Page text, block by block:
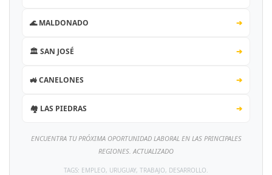
🌊 MALDONADO ➔
🏛️ SAN JOSÉ ➔
🚜 CANELONES ➔
🏘️ LAS PIEDRAS ➔
ENCUENTRA TU PRÓXIMA OPORTUNIDAD LABORAL EN LAS PRINCIPALES
REGIONES. ACTUALIZADO
TAGS: EMPLEO, URUGUAY, TRABAJO, DESARROLLO.